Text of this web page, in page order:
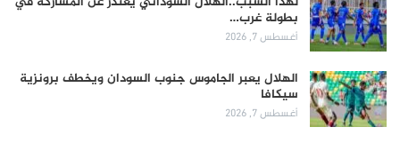
بطولة غرب…
أغسطس 7, 2026
الهلال يعبر الجاموس جنوب السودان ويخطف برونزية
سيكافا
أغسطس 7, 2026